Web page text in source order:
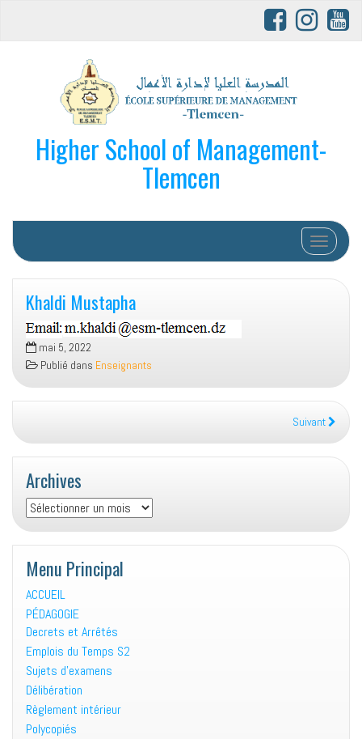
Higher School of Management-
Tlemcen
Afficher/
Khaldi Mustapha
mai 5, 2022
Publié dans Enseignants
Suivant
Archives
Archives
Menu Principal
ACCUEIL
PÉDAGOGIE
Decrets et Arrêtés
Emplois du Temps S2
Sujets d’examens
Délibération
Règlement intérieur
Polycopiés